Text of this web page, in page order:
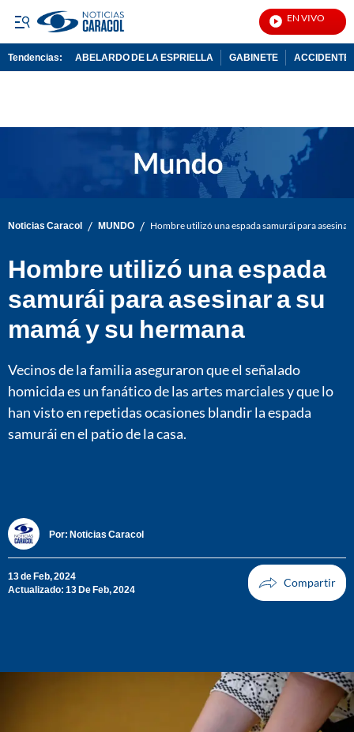
EN VIVO
Tendencias: ABELARDO DE LA ESPRIELLA GABINETE ACCIDENTE
Noticias Caracol / MUNDO / Hombre utilizó una espada samurái para asesinar
Hombre utilizó una espada
samurái para asesinar a su
mamá y su hermana
Vecinos de la familia aseguraron que el señalado
homicida es un fanático de las artes marciales y que lo
han visto en repetidas ocasiones blandir la espada
samurái en el patio de la casa.
Por: Noticias Caracol
13 de Feb, 2024
Actualizado: 13 De Feb, 2024